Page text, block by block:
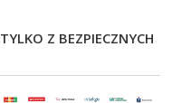
Z BEZPIECZNYCH